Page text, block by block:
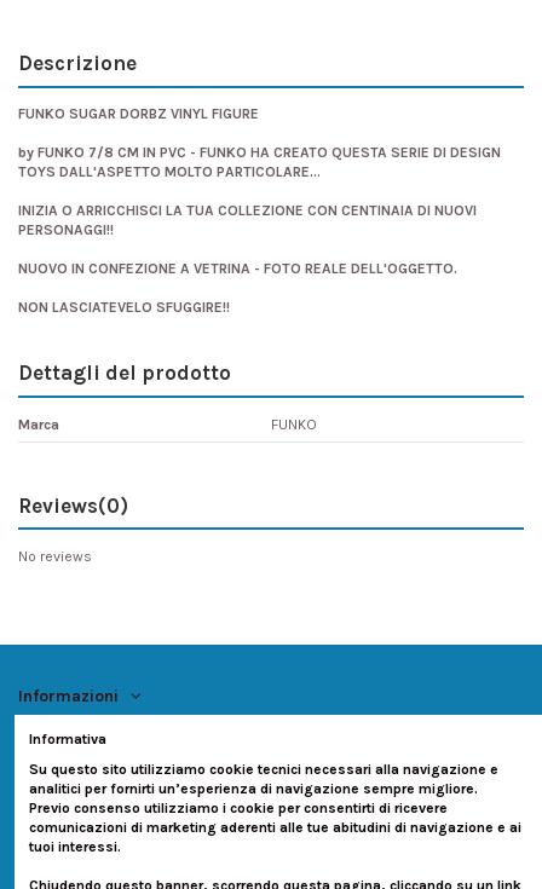
Descrizione
FUNKO SUGAR DORBZ VINYL FIGURE
by FUNKO 7/8 CM IN PVC - FUNKO HA CREATO QUESTA SERIE DI DESIGN
TOYS DALL'ASPETTO MOLTO PARTICOLARE...
INIZIA O ARRICCHISCI LA TUA COLLEZIONE CON CENTINAIA DI NUOVI
PERSONAGGI!!
NUOVO IN CONFEZIONE A VETRINA - FOTO REALE DELL'OGGETTO.
NON LASCIATEVELO SFUGGIRE!!
Dettagli del prodotto
Marca FUNKO
Reviews(0)
No reviews
Informazioni
Contatti
Informativa
Su questo sito utilizziamo cookie tecnici necessari alla navigazione e
analitici per fornirti un’esperienza di navigazione sempre migliore.
Previo consenso utilizziamo i cookie per consentirti di ricevere
comunicazioni di marketing aderenti alle tue abitudini di navigazione e ai
tuoi interessi.